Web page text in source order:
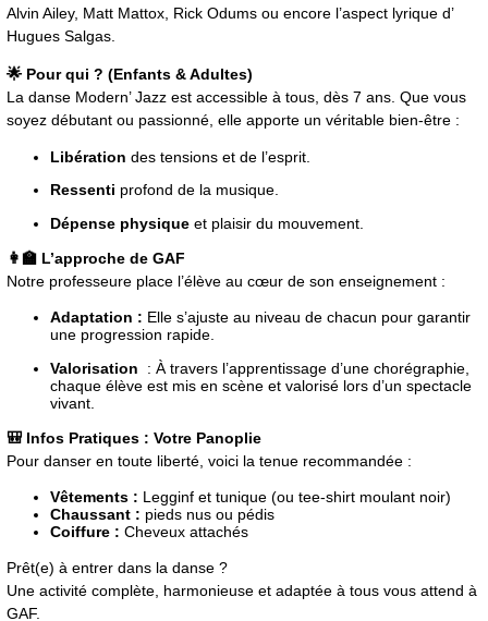
Alvin Ailey, Matt Mattox, Rick Odums ou encore l’aspect lyrique d’
Hugues Salgas.
🌟 Pour qui ? (Enfants & Adultes)
La danse Modern’ Jazz est accessible à tous, dès 7 ans. Que vous
soyez débutant ou passionné, elle apporte un véritable bien-être :
Libération des tensions et de l’esprit.
Ressenti profond de la musique.
Dépense physique et plaisir du mouvement.
👩‍🏫 L’approche de GAF
Notre professeure place l’élève au cœur de son enseignement :
Adaptation : Elle s’ajuste au niveau de chacun pour garantir
une progression rapide.
Valorisation
: À travers l’apprentissage d’une chorégraphie,
chaque élève est mis en scène et valorisé lors d’un spectacle
vivant.
🎒 Infos Pratiques : Votre Panoplie
Pour danser en toute liberté, voici la tenue recommandée :
Vêtements : Legginf et tunique (ou tee-shirt moulant noir)
Chaussant : pieds nus ou pédis
Coiffure : Cheveux attachés
Prêt(e) à entrer dans la danse ?
Une activité complète, harmonieuse et adaptée à tous vous attend à
GAF.